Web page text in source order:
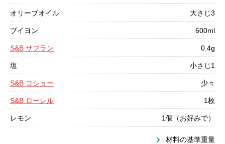
オリーブオイル 大さじ3
ブイヨン 600ml
S&B サフラン 0.4g
塩 小さじ1
S&B コショー 少々
S&B ローレル 1枚
レモン 1個（お好みで）
材料の基準重量